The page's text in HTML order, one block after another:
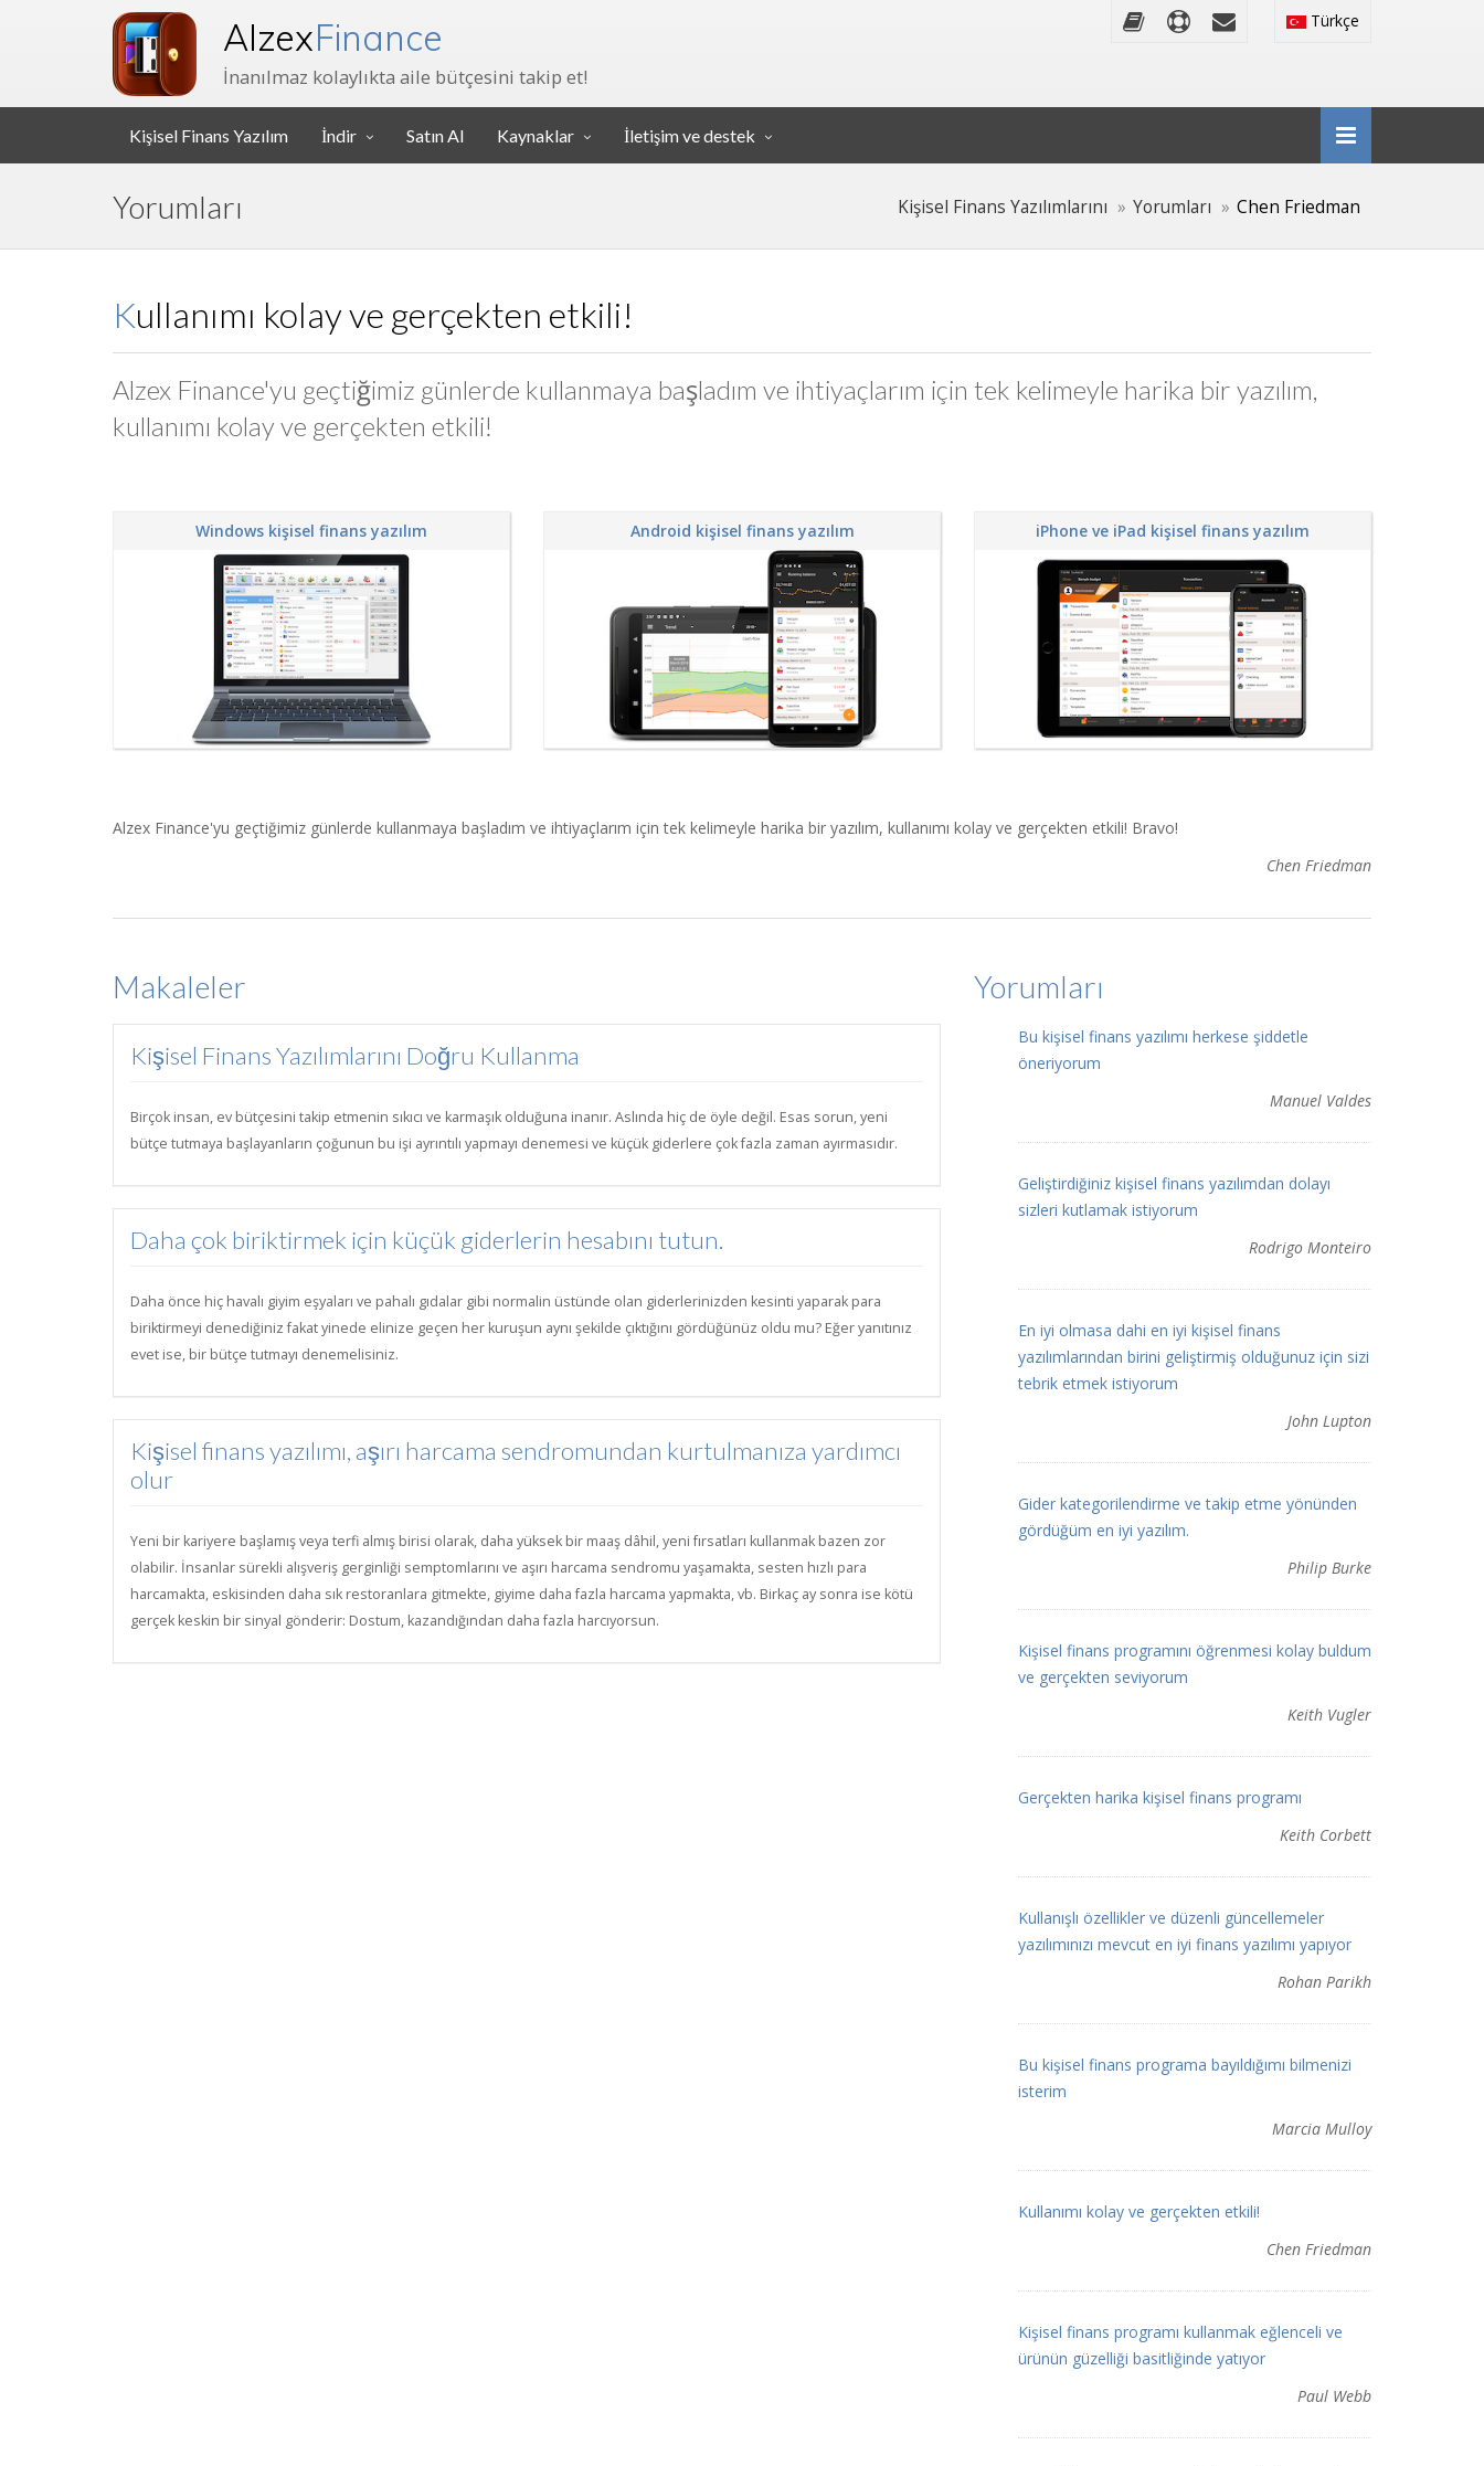
AlzexFinance
İnanılmaz kolaylıkta aile bütçesini takip et!
Türkçe
Kişisel Finans Yazılım İndir Satın Al Kaynaklar İletişim ve destek
Yorumları Kişisel Finans Yazılımlarını Yorumları Chen Friedman
Kullanımı kolay ve gerçekten etkili!
Alzex Finance'yu geçtiğimiz günlerde kullanmaya başladım ve ihtiyaçlarım için tek kelimeyle harika bir yazılım,
kullanımı kolay ve gerçekten etkili!
Windows kişisel finans yazılım Android kişisel finans yazılım iPhone ve iPad kişisel finans yazılım
Alzex Finance'yu geçtiğimiz günlerde kullanmaya başladım ve ihtiyaçlarım için tek kelimeyle harika bir yazılım, kullanımı kolay ve gerçekten etkili! Bravo!
Chen Friedman
Makaleler
Kişisel Finans Yazılımlarını Doğru Kullanma
Birçok insan, ev bütçesini takip etmenin sıkıcı ve karmaşık olduğuna inanır. Aslında hiç de öyle değil. Esas sorun, yeni
bütçe tutmaya başlayanların çoğunun bu işi ayrıntılı yapmayı denemesi ve küçük giderlere çok fazla zaman ayırmasıdır.
Daha çok biriktirmek için küçük giderlerin hesabını tutun.
Daha önce hiç havalı giyim eşyaları ve pahalı gıdalar gibi normalin üstünde olan giderlerinizden kesinti yaparak para
biriktirmeyi denediğiniz fakat yinede elinize geçen her kuruşun aynı şekilde çıktığını gördüğünüz oldu mu? Eğer yanıtınız
evet ise, bir bütçe tutmayı denemelisiniz.
Kişisel finans yazılımı, aşırı harcama sendromundan kurtulmanıza yardımcı
olur
Yeni bir kariyere başlamış veya terfi almış birisi olarak, daha yüksek bir maaş dâhil, yeni fırsatları kullanmak bazen zor
olabilir. İnsanlar sürekli alışveriş gerginliği semptomlarını ve aşırı harcama sendromu yaşamakta, sesten hızlı para
harcamakta, eskisinden daha sık restoranlara gitmekte, giyime daha fazla harcama yapmakta, vb. Birkaç ay sonra ise kötü
gerçek keskin bir sinyal gönderir: Dostum, kazandığından daha fazla harcıyorsun.
Yorumları
Bu kişisel finans yazılımı herkese şiddetle
öneriyorum
Manuel Valdes
Geliştirdiğiniz kişisel finans yazılımdan dolayı
sizleri kutlamak istiyorum
Rodrigo Monteiro
En iyi olmasa dahi en iyi kişisel finans
yazılımlarından birini geliştirmiş olduğunuz için sizi
tebrik etmek istiyorum
John Lupton
Gider kategorilendirme ve takip etme yönünden
gördüğüm en iyi yazılım.
Philip Burke
Kişisel finans programını öğrenmesi kolay buldum
ve gerçekten seviyorum
Keith Vugler
Gerçekten harika kişisel finans programı
Keith Corbett
Kullanışlı özellikler ve düzenli güncellemeler
yazılımınızı mevcut en iyi finans yazılımı yapıyor
Rohan Parikh
Bu kişisel finans programa bayıldığımı bilmenizi
isterim
Marcia Mulloy
Kullanımı kolay ve gerçekten etkili!
Chen Friedman
Kişisel finans programı kullanmak eğlenceli ve
ürünün güzelliği basitliğinde yatıyor
Paul Webb